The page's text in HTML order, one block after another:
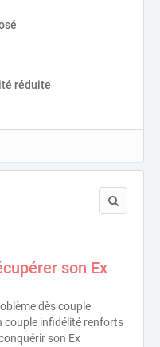
réduite
son Ex
dès couple
couple infidélité renforts
son Ex